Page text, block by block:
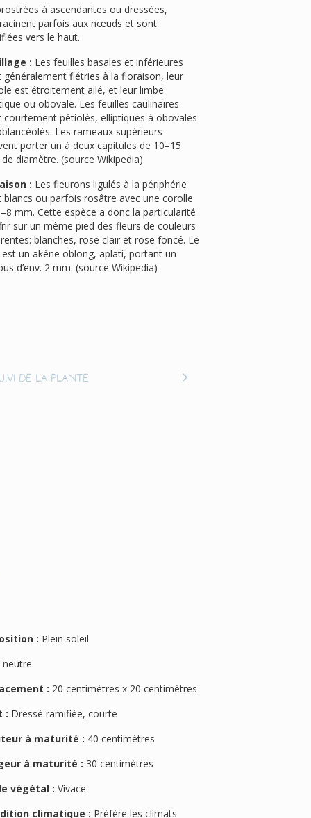
à ascendantes ou dressées,
parfois aux nœuds et sont
vers le haut.
:
généralement flétries à la floraison, leur
est étroitement ailé, et leur limbe
ou obovale. Les feuilles caulinaires
courtement pétiolés, elliptiques à obovales
Les rameaux supérieurs
porter un à deux capitules de 10–15
diamètre. (source Wikipedia)
:
blancs ou parfois rosâtre avec une corolle
mm. Cette espèce a donc la particularité
sur un même pied des fleurs de couleurs
blanches, rose clair et rose foncé. Le
un akène oblong, aplati, portant un
d’env. 2 mm. (source Wikipedia)
de la plante
: Plein soleil
neutre
: 20 centimètres x 20 centimètres
: Dressé ramifiée, courte
à maturité : 40 centimètres
à maturité : 30 centimètres
végétal : Vivace
climatique :